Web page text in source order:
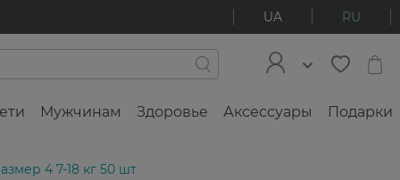
UA RU
Мужчинам Здоровье Аксессуары Подарки
4 7-18 кг 50 шт